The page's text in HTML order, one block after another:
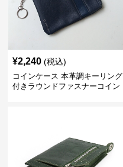
¥2,240 (税込)
コインケース 本革調キーリング
付きラウンドファスナーコイン